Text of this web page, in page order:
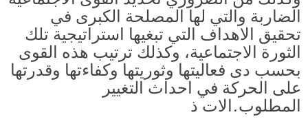
الضاربة والتي لها المصلحة الكبرى في
تحقيق الاهداف التي تبغيها استراتيجية تلك
الثورة الاجتماعية، وكذلك ترتيب هذه القوى
بحسب دى فعاليتها وثوريتها وكفاءتها وقدرتها
على الحركة في احداث التغيير
المطلوب.الات ذ